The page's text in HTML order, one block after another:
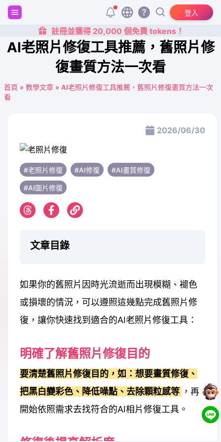
登入
註冊並獲得 20,000 個免費 tokens！
AI老照片修復工具推薦，舊照片修
復畫質方法一次看
首頁 » 教學文章 » AI老照片修復工具推薦，舊照片修復畫質方法一次
看
2026/06/30
#老照片修復 #AI修復 #AI畫質修復
#AI圖片修復
文章目錄
如果你的舊照片因時光流逝而出現模糊、褪色
或損壞的情況，可以遵照這幾點完成舊照片修
復，讓你快速找到適合的AI老照片修復工具：
明確了解舊照片修復目的
要清楚舊照片修復目的，如：想要畫質修復、
把黑白變彩色、降低噪點、去除顆粒感等 ，再
開始依照需求去找符合的AI相片修復工具。